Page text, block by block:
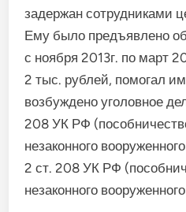
задержан сотрудниками
Ему было предъявлено
с ноября 2013г. по март
2 тыс. рублей, помогал
возбуждено уголовное
208 УК РФ
незаконного
2 ст. 208 УК РФ
незаконного